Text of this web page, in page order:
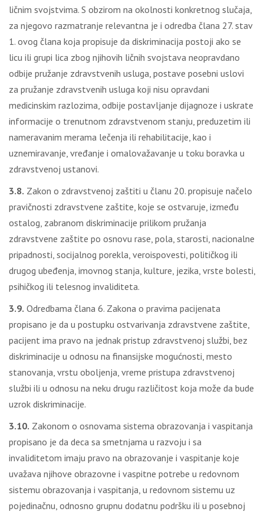
ličnim svojstvima. S obzirom na okolnosti konkretnog slučaja,
za njegovo razmatranje relevantna je i odredba člana 27. stav
1. ovog člana koja propisuje da diskriminacija postoji ako se
licu ili grupi lica zbog njihovih ličnih svojstava neopravdano
odbije pružanje zdravstvenih usluga, postave posebni uslovi
za pružanje zdravstvenih usluga koji nisu opravdani
medicinskim razlozima, odbije postavljanje dijagnoze i uskrate
informacije o trenutnom zdravstvenom stanju, preduzetim ili
nameravanim merama lečenja ili rehabilitacije, kao i
uznemiravanje, vređanje i omalovažavanje u toku boravka u
zdravstvenoj ustanovi.
3.8. Zakon o zdravstvenoj zaštiti u članu 20. propisuje načelo
pravičnosti zdravstvene zaštite, koje se ostvaruje, između
ostalog, zabranom diskriminacije prilikom pružanja
zdravstvene zaštite po osnovu rase, pola, starosti, nacionalne
pripadnosti, socijalnog porekla, veroispovesti, političkog ili
drugog ubeđenja, imovnog stanja, kulture, jezika, vrste bolesti,
psihičkog ili telesnog invaliditeta.
3.9. Odredbama člana 6. Zakona o pravima pacijenata
propisano je da u postupku ostvarivanja zdravstvene zaštite,
pacijent ima pravo na jednak pristup zdravstvenoj službi, bez
diskriminacije u odnosu na finansijske mogućnosti, mesto
stanovanja, vrstu oboljenja, vreme pristupa zdravstvenoj
službi ili u odnosu na neku drugu različitost koja može da bude
uzrok diskriminacije.
3.10. Zakonom o osnovama sistema obrazovanja i vaspitanja
propisano je da deca sa smetnjama u razvoju i sa
invaliditetom imaju pravo na obrazovanje i vaspitanje koje
uvažava njihove obrazovne i vaspitne potrebe u redovnom
sistemu obrazovanja i vaspitanja, u redovnom sistemu uz
pojedinačnu, odnosno grupnu dodatnu podršku ili u posebnoj